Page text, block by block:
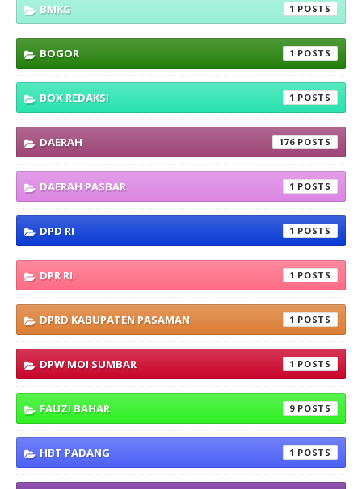
BMKG 1
BOGOR 1
BOX REDAKSI 1
DAERAH 176
DAERAH PASBAR 1
DPD RI 1
DPR RI 1
DPRD KABUPATEN PASAMAN 1
DPW MOI SUMBAR 1
FAUZI BAHAR 9
HBT PADANG 1